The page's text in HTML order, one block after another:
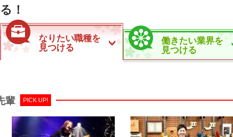
！
なりたい職種を
見つける
働きたい業界を
見つける
輩 PICK UP!